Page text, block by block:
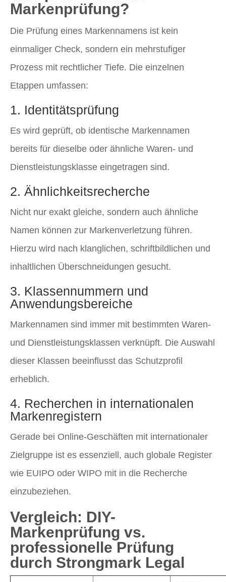
Markenprüfung?
Die Prüfung eines Markennamens ist kein
einmaliger Check, sondern ein mehrstufiger
Prozess mit rechtlicher Tiefe. Die einzelnen
Etappen umfassen:
1. Identitätsprüfung
Es wird geprüft, ob identische Markennamen
bereits für dieselbe oder ähnliche Waren- und
Dienstleistungsklasse eingetragen sind.
2. Ähnlichkeitsrecherche
Nicht nur exakt gleiche, sondern auch ähnliche
Namen können zur Markenverletzung führen.
Hierzu wird nach klanglichen, schriftbildlichen und
inhaltlichen Überschneidungen gesucht.
3. Klassennummern und
Anwendungsbereiche
Markennamen sind immer mit bestimmten Waren-
und Dienstleistungsklassen verknüpft. Die Auswahl
dieser Klassen beeinflusst das Schutzprofil
erheblich.
4. Recherchen in internationalen
Markenregistern
Gerade bei Online-Geschäften mit internationaler
Zielgruppe ist es essenziell, auch globale Register
wie EUIPO oder WIPO mit in die Recherche
einzubeziehen.
Vergleich: DIY-
Markenprüfung vs.
professionelle Prüfung
durch Strongmark Legal